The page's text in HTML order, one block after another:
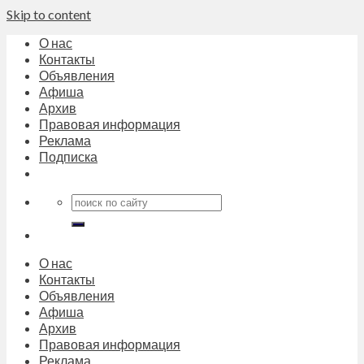
Skip to content
О нас
Контакты
Объявления
Афиша
Архив
Правовая информация
Реклама
Подписка
О нас
Контакты
Объявления
Афиша
Архив
Правовая информация
Реклама